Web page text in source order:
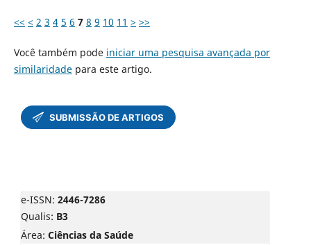
<< < 2 3 4 5 6 7 8 9 10 11 > >>
Você também pode iniciar uma pesquisa avançada por
similaridadepara este artigo.
e-ISSN: 2446-7286
Qualis: B3
Área: Ciências da Saúde